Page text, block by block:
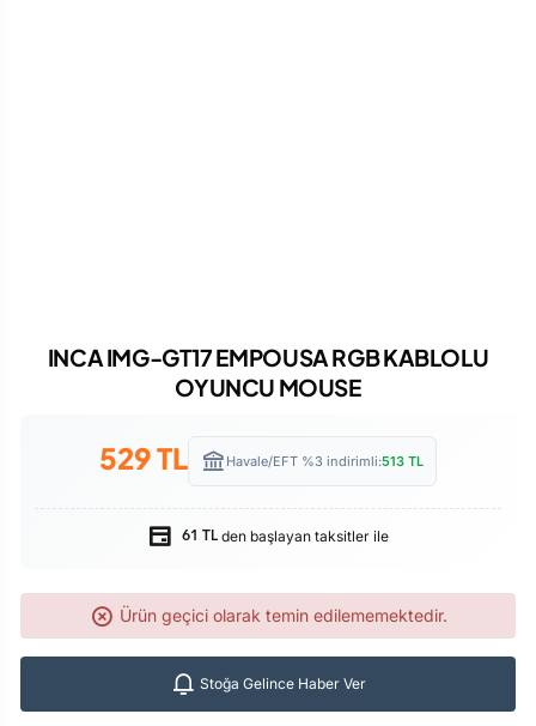
INCA IMG-GT17 EMPOUSA RGB KABLOLU
OYUNCU MOUSE
529TL Havale/EFT %3 indirimli:513 TL
61 TL den başlayan taksitler ile
Ürün geçici olarak temin edilememektedir.
Stoğa Gelince Haber Ver